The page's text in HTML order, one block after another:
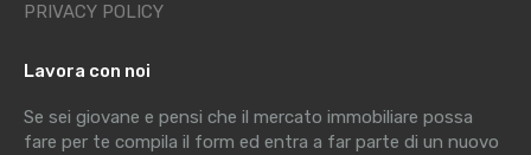
PRIVACY POLICY
Lavora con noi
Se sei giovane e pensi che il mercato immobiliare possa
fare per te compila il form ed entra a far parte di un nuovo